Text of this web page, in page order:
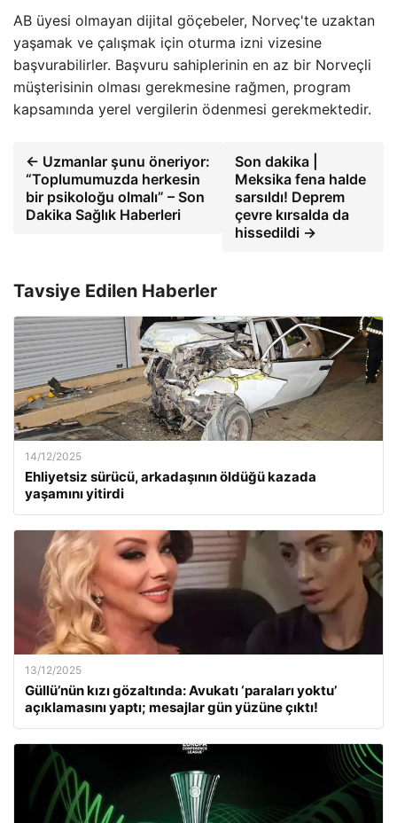
AB üyesi olmayan dijital göçebeler, Norveç'te uzaktan
yaşamak ve çalışmak için oturma izni vizesine
başvurabilirler. Başvuru sahiplerinin en az bir Norveçli
müşterisinin olması gerekmesine rağmen, program
kapsamında yerel vergilerin ödenmesi gerekmektedir.
← Uzmanlar şunu öneriyor:
“Toplumumuzda herkesin
bir psikoloğu olmalı” – Son
Dakika Sağlık Haberleri
Son dakika |
Meksika fena halde
sarsıldı! Deprem
çevre kırsalda da
hissedildi →
Tavsiye Edilen Haberler
14/12/2025
Ehliyetsiz sürücü, arkadaşının öldüğü kazada
yaşamını yitirdi
13/12/2025
Güllü’nün kızı gözaltında: Avukatı ‘paraları yoktu’
açıklamasını yaptı; mesajlar gün yüzüne çıktı!